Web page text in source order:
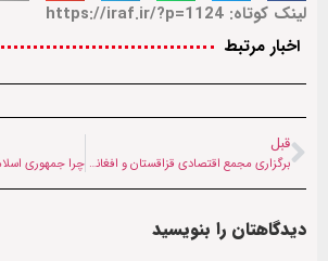
لینک کوتاه: https://iraf.ir/?p=1124
اخبار مرتبط
قبل
برگزاری مجمع اقتصادی قزاقستان و افغانستان در «آستانه»
دیدگاهتان را بنویسید